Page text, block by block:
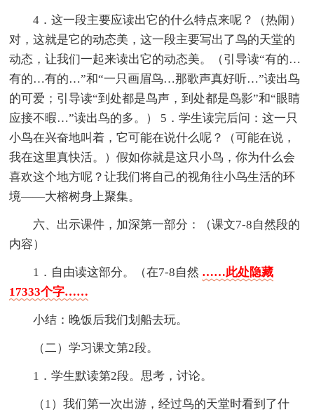
4．这一段主要应读出它的什么特点来呢？（热闹）
对，这就是它的动态美，这一段主要写出了鸟的天堂的
动态，让我们一起来读出它的动态美。（引导读“有的…
有的…有的…”和“一只画眉鸟…那歌声真好听…”读出鸟
的可爱；引导读“到处都是鸟声，到处都是鸟影”和“眼睛
应接不暇…”读出鸟的多。） 5．学生读完后问：这一只
小鸟在兴奋地叫着，它可能在说什么呢？（可能在说，
我在这里真快活。）假如你就是这只小鸟，你为什么会
喜欢这个地方呢？让我们将自己的视角往小鸟生活的环
境——大榕树身上聚集。
六、出示课件，加深第一部分：（课文7-8自然段的
内容）
1．自由读这部分。（在7-8自然 ……此处隐藏
17333个字……
小结：晚饭后我们划船去玩。
（二）学习课文第2段。
1．学生默读第2段。思考，讨论。
（1）我们第一次出游，经过鸟的天堂时看到了什